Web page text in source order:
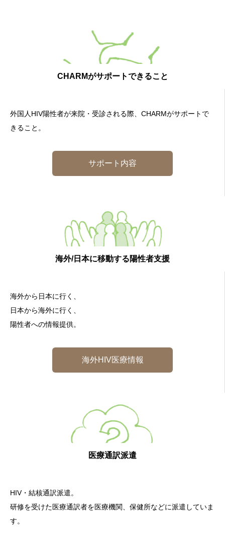
CHARMがサポートできること
外国人HIV陽性者が来院・受診される際、CHARMがサポートで
きること。
サポート内容
海外/日本に移動する陽性者支援
海外から日本に行く、
日本から海外に行く、
陽性者への情報提供。
海外HIV医療情報
医療通訳派遣
HIV・結核通訳派遣。
研修を受けた医療通訳者を医療機関、保健所などに派遣していま
す。